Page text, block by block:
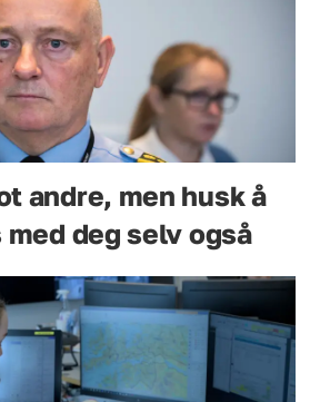
andre, men husk å
deg selv også